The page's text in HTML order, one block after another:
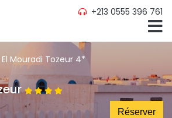
+213 0555 396 761
El Mouradi Tozeur 4*
Réserver